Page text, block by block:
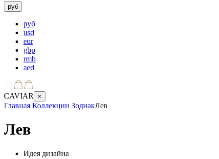
руб
руб
usd
eur
gbp
rmb
aed
CAVIAR ×
Главная Коллекции ЗодиакЛев
Лев
Идея дизайна